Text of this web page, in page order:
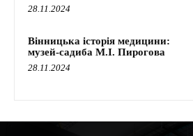
28.11.2024
Вінницька історія медицини:
музей-садиба М.І. Пирогова
28.11.2024